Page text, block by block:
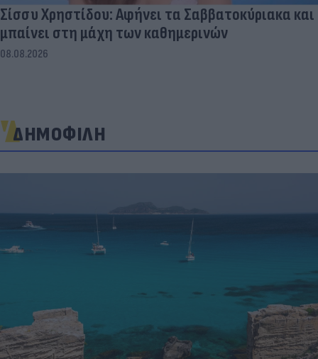
Σίσσυ Χρηστίδου: Αφήνει τα Σαββατοκύριακα και
μπαίνει στη μάχη των καθημερινών
08.08.2026
ΔΗΜΟΦΙΛΗ